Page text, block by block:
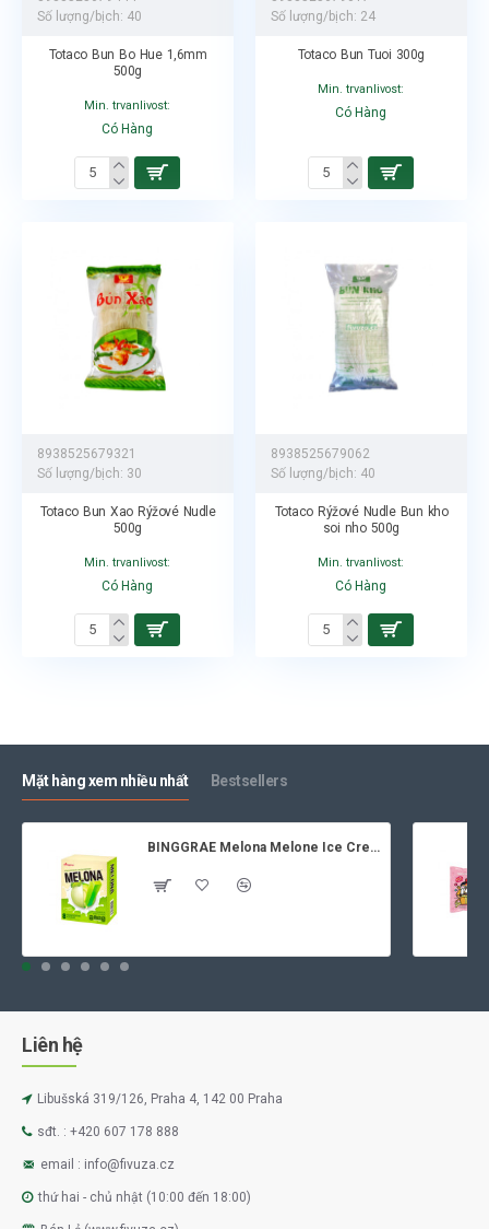
Số lượng/bịch: 40
Totaco Bun Bo Hue 1,6mm
500g
Min. trvanlivost:
Có Hàng
Số lượng/bịch: 24
Totaco Bun Tuoi 300g
Min. trvanlivost:
Có Hàng
8938525679321
Số lượng/bịch: 30
Totaco Bun Xao Rýžové Nudle
500g
Min. trvanlivost:
Có Hàng
8938525679062
Số lượng/bịch: 40
Totaco Rýžové Nudle Bun kho
soi nho 500g
Min. trvanlivost:
Có Hàng
Mặt hàng xem nhiều nhất Bestsellers
BINGGRAE Melona Melone Ice Cream 8x70ml
Liên hệ
Libušská 319/126, Praha 4, 142 00 Praha
sđt. : +420 607 178 888
email : info@fivuza.cz
thứ hai - chủ nhật (10:00 đến 18:00)